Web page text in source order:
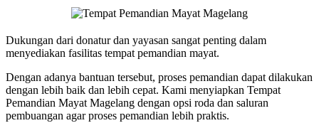
Dukungan dari donatur dan yayasan sangat penting dalam
menyediakan fasilitas tempat pemandian mayat.
Dengan adanya bantuan tersebut, proses pemandian dapat dilakukan
dengan lebih baik dan lebih cepat. Kami menyiapkan Tempat
Pemandian Mayat Magelang dengan opsi roda dan saluran
pembuangan agar proses pemandian lebih praktis.